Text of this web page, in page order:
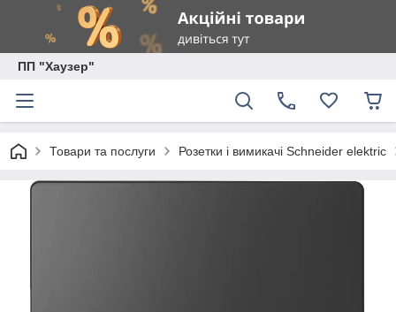
ПП "Хаузер"
Товари та послуги Розетки і вимикачі Schneider elektric